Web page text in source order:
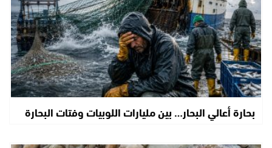
بحارة أعالي البحار… بين مليارات اللوبيات وفتات البحارة